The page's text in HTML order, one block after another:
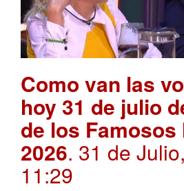
Como van las
hoy 31 de julio
de los Famosos
2026. 31 de
11:29